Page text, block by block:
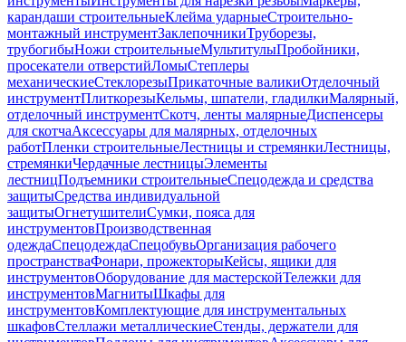
карандаши строительныеКлейма ударныеСтроительно-
монтажный инструментЗаклепочникиТруборезы,
трубогибыНожи строительныеМультитулыПробойники,
просекатели отверстийЛомыСтеплеры
механическиеСтеклорезыПрикаточные валикиОтделочный
инструментПлиткорезыКельмы, шпатели, гладилкиМалярный,
отделочный инструментСкотч, ленты малярныеДиспенсеры
для скотчаАксессуары для малярных, отделочных
работПленки строительныеЛестницы и стремянкиЛестницы,
стремянкиЧердачные лестницыЭлементы
лестницПодъемники строительныеСпецодежда и средства
защитыСредства индивидуальной
защитыОгнетушителиСумки, пояса для
инструментовПроизводственная
одеждаСпецодеждаСпецобувьОрганизация рабочего
пространстваФонари, прожекторыКейсы, ящики для
инструментовОборудование для мастерскойТележки для
инструментовМагнитыШкафы для
инструментовКомплектующие для инструментальных
шкафовСтеллажи металлическиеСтенды, держатели для